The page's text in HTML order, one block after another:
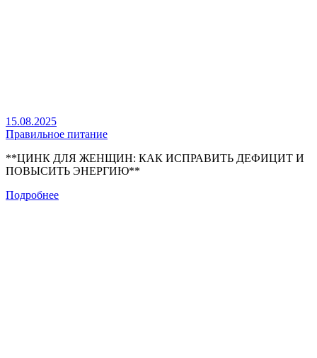
15.08.2025
Правильное питание
**ЦИНК ДЛЯ ЖЕНЩИН: КАК ИСПРАВИТЬ ДЕФИЦИТ И
ПОВЫСИТЬ ЭНЕРГИЮ**
Подробнее